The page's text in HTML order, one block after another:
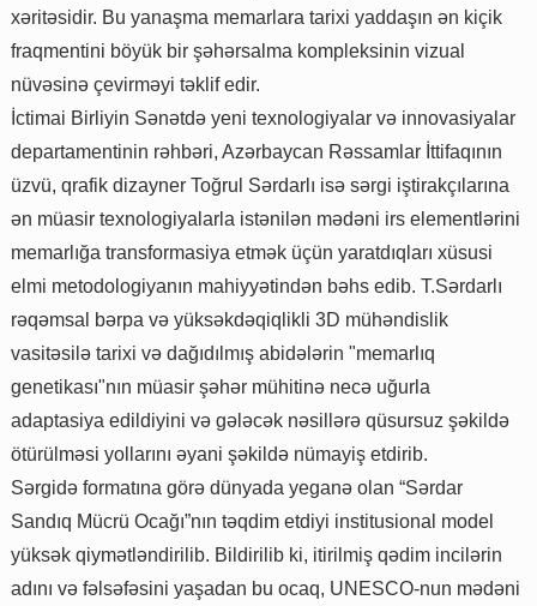
xəritəsidir. Bu yanaşma memarlara tarixi yaddaşın ən kiçik
fraqmentini böyük bir şəhərsalma kompleksinin vizual
nüvəsinə çevirməyi təklif edir.
İctimai Birliyin Sənətdə yeni texnologiyalar və innovasiyalar
departamentinin rəhbəri, Azərbaycan Rəssamlar İttifaqının
üzvü, qrafik dizayner Toğrul Sərdarlı isə sərgi iştirakçılarına
ən müasir texnologiyalarla istənilən mədəni irs elementlərini
memarlığa transformasiya etmək üçün yaratdıqları xüsusi
elmi metodologiyanın mahiyyətindən bəhs edib. T.Sərdarlı
rəqəmsal bərpa və yüksəkdəqiqlikli 3D mühəndislik
vasitəsilə tarixi və dağıdılmış abidələrin "memarlıq
genetikası"nın müasir şəhər mühitinə necə uğurla
adaptasiya edildiyini və gələcək nəsillərə qüsursuz şəkildə
ötürülməsi yollarını əyani şəkildə nümayiş etdirib.
Sərgidə formatına görə dünyada yeganə olan “Sərdar
Sandıq Mücrü Ocağı”nın təqdim etdiyi institusional model
yüksək qiymətləndirilib. Bildirilib ki, itirilmiş qədim incilərin
adını və fəlsəfəsini yaşadan bu ocaq, UNESCO-nun mədəni